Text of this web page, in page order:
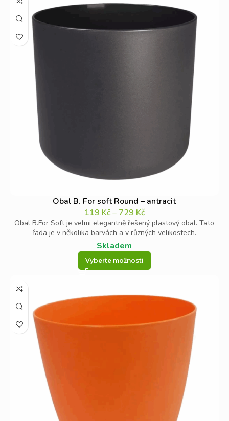
Obal B. For soft Round – antracit
119 Kč– 729 Kč
Obal B.For Soft je velmi elegantně řešený plastový obal. Tato
řada je v několika barvách a v různých velikostech.
Skladem
Vyberte možnosti